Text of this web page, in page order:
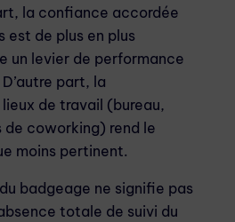
la confiance accordée
est de plus en plus
un levier de performance
part, la
de travail (bureau,
coworking) rend le
moins pertinent.
badgeage ne signifie pas
totale de suivi du